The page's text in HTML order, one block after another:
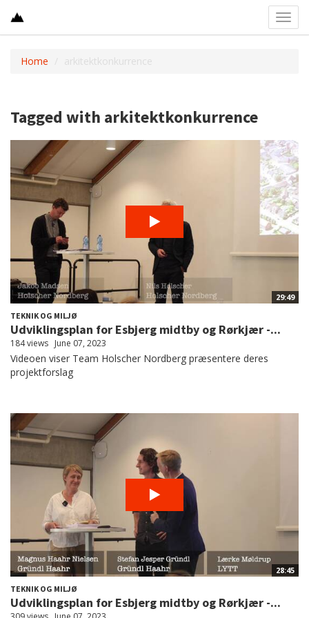
Home arkitektkonkurrence
Tagged with arkitektkonkurrence
29:49
TEKNIK OG MILJØ
Udviklingsplan for Esbjerg midtby og Rørkjær -...
184 views June 07, 2023
Videoen viser Team Holscher Nordberg præsentere deres
projektforslag
28:45
TEKNIK OG MILJØ
Udviklingsplan for Esbjerg midtby og Rørkjær -...